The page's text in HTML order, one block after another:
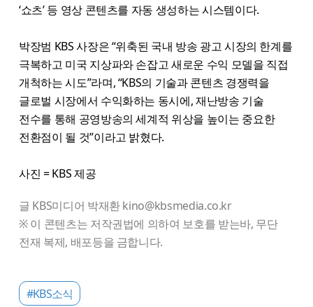
‘쇼츠’ 등 영상 콘텐츠를 자동 생성하는 시스템이다.
박장범 KBS 사장은 “위축된 국내 방송 광고 시장의 한계를
극복하고 미국 지상파와 손잡고 새로운 수익 모델을 직접
개척하는 시도”라며, “KBS의 기술과 콘텐츠 경쟁력을
글로벌 시장에서 수익화하는 동시에, 재난방송 기술
전수를 통해 공영방송의 세계적 위상을 높이는 중요한
전환점이 될 것”이라고 밝혔다.
사진 = KBS 제공
글 KBS미디어 박재환 kino@kbsmedia.co.kr
※ 이 콘텐츠는 저작권법에 의하여 보호를 받는바, 무단
전재 복제, 배포등을 금합니다.
#KBS소식